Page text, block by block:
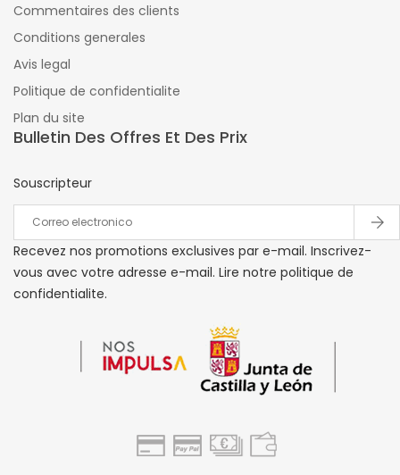
Commentaires des clients
Conditions generales
Avis legal
Politique de confidentialite
Plan du site
Bulletin Des Offres Et Des Prix
Souscripteur
Recevez nos promotions exclusives par e-mail. Inscrivez-
vous avec votre adresse e-mail. Lire notre politique de
confidentialite.